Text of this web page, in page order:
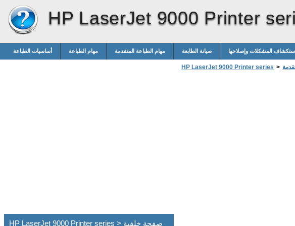
HP LaserJet 9000 Printer
أساسيات الطباعة مهام الطباعة مهام الطباعة المتقدمة صيانة الطابعة المشكلات وإصلاحها
HP LaserJet 9000 Printer series >
HP LaserJet 9000 Printer series > صفحة خلفية